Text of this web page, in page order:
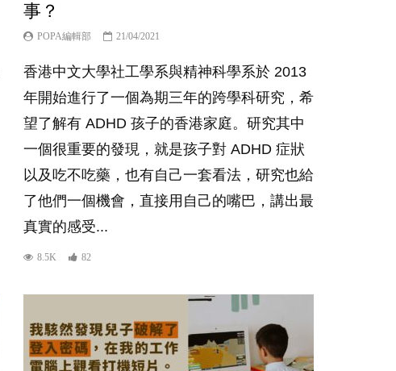
事？
POPA編輯部 21/04/2021
香港中文大學社工學系與精神科學系於 2013
年開始進行了一個為期三年的跨學科研究，希
望了解有 ADHD 孩子的香港家庭。研究其中
一個很重要的發現，就是孩子對 ADHD 症狀
以及吃不吃藥，也有自己一套看法，研究也給
了他們一個機會，直接用自己的嘴巴，講出最
真實的感受...
8.5K 82